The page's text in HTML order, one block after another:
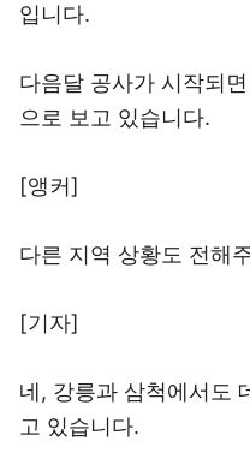
입니다.
다음달 공사가 시작되
으로 보고 있습니다.
[앵커]
다른 지역 상황도 전해
[기자]
네, 강릉과 삼척에서도
고 있습니다.